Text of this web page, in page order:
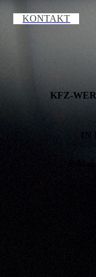
KONTAKT
KFZ-
E-Mail: